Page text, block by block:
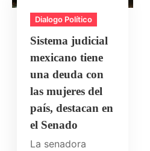
Dialogo Político
Sistema judicial
mexicano tiene
una deuda con
las mujeres del
país, destacan en
el Senado
La senadora